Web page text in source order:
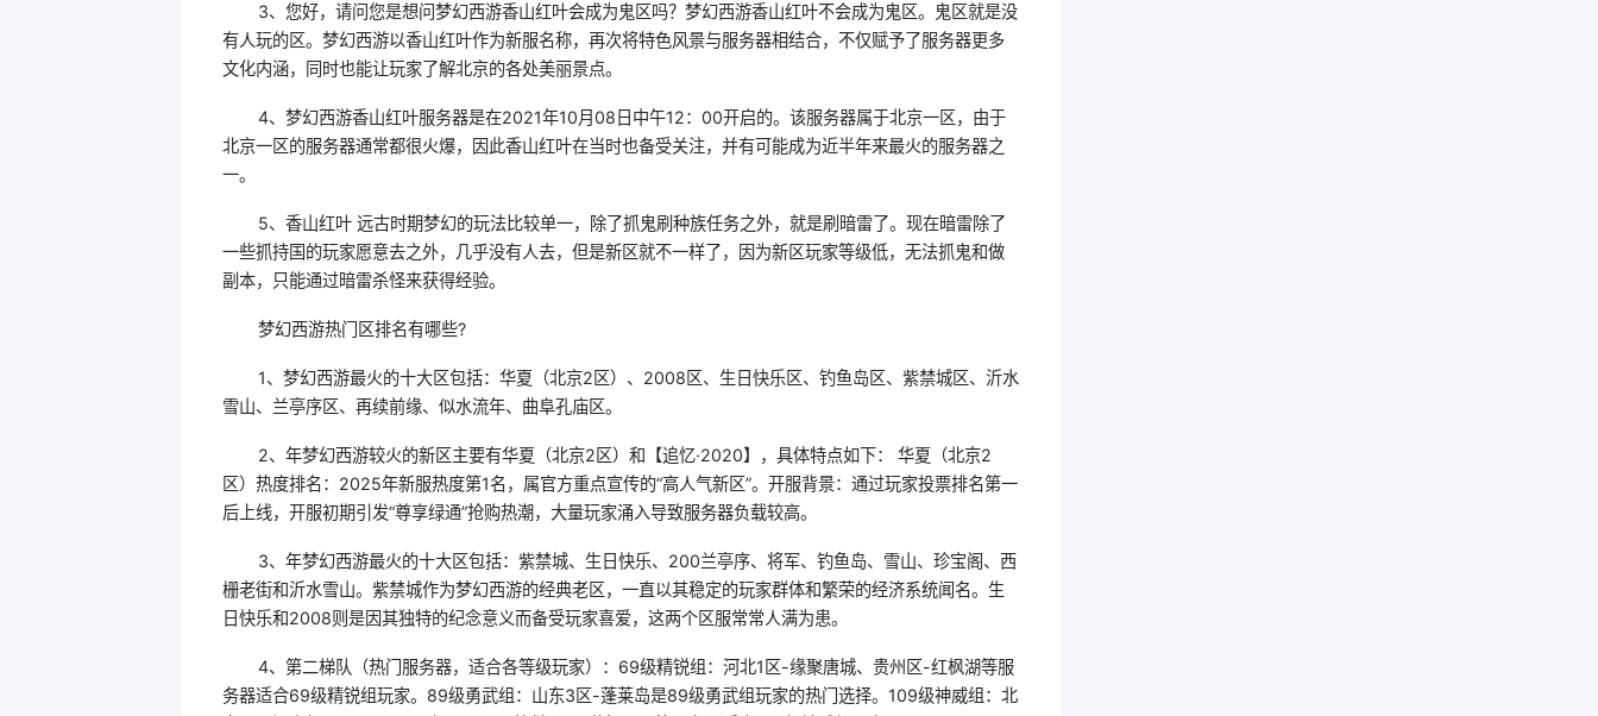
3、您好，请问您是想问梦幻西游香山红叶会成为鬼区吗？梦幻西游香山红叶不会成为鬼区。鬼区就是没
有人玩的区。梦幻西游以香山红叶作为新服名称，再次将特色风景与服务器相结合，不仅赋予了服务器更多
文化内涵，同时也能让玩家了解北京的各处美丽景点。
4、梦幻西游香山红叶服务器是在2021年10月08日中午12：00开启的。该服务器属于北京一区，由于
北京一区的服务器通常都很火爆，因此香山红叶在当时也备受关注，并有可能成为近半年来最火的服务器之
一。
5、香山红叶 远古时期梦幻的玩法比较单一，除了抓鬼刷种族任务之外，就是刷暗雷了。现在暗雷除了
一些抓持国的玩家愿意去之外，几乎没有人去，但是新区就不一样了，因为新区玩家等级低，无法抓鬼和做
副本，只能通过暗雷杀怪来获得经验。
梦幻西游热门区排名有哪些?
1、梦幻西游最火的十大区包括：华夏（北京2区）、2008区、生日快乐区、钓鱼岛区、紫禁城区、沂水
雪山、兰亭序区、再续前缘、似水流年、曲阜孔庙区。
2、年梦幻西游较火的新区主要有华夏（北京2区）和【追忆·2020】，具体特点如下： 华夏（北京2
区）热度排名：2025年新服热度第1名，属官方重点宣传的“高人气新区”。开服背景：通过玩家投票排名第一
后上线，开服初期引发“尊享绿通”抢购热潮，大量玩家涌入导致服务器负载较高。
3、年梦幻西游最火的十大区包括：紫禁城、生日快乐、200兰亭序、将军、钓鱼岛、雪山、珍宝阁、西
栅老街和沂水雪山。紫禁城作为梦幻西游的经典老区，一直以其稳定的玩家群体和繁荣的经济系统闻名。生
日快乐和2008则是因其独特的纪念意义而备受玩家喜爱，这两个区服常常人满为患。
4、第二梯队（热门服务器，适合各等级玩家）：69级精锐组：河北1区-缘聚唐城、贵州区-红枫湖等服
务器适合69级精锐组玩家。89级勇武组：山东3区-蓬莱岛是89级勇武组玩家的热门选择。109级神威组：北